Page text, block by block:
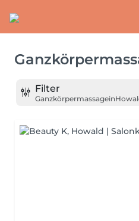
Filter
Ganzkörpermassagein